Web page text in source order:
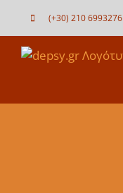
περιεχόμενο
(+30) 210 6993276